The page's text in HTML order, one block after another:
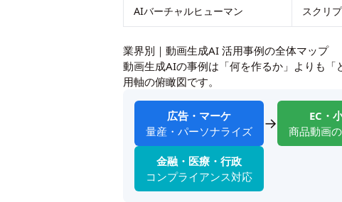
AIバーチャルヒューマン スクリ
業界別｜動画生成AI 活用事例の全体マップ
動画生成AIの事例は「何を作るか」よりも
用軸の俯瞰図です。
広告・マーケ
量産・パーソナライズ
→
EC・
商品動画
金融・医療・行政
コンプライアンス対応